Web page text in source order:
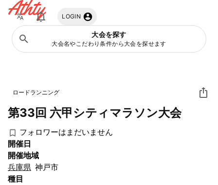
Athty LOGIN
大会を探す
大会名やこだわり条件から大会を探せます
ロードランニング
第33回 六甲シティマラソン大会
フォロワーはまだいません
開催日
開催地域
兵庫県 神戸市
種目